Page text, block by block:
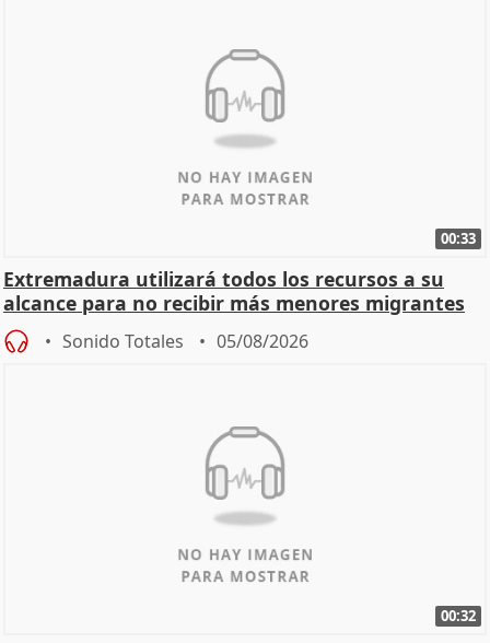
00:33
Extremadura utilizará todos los recursos a su
alcance para no recibir más menores migrantes
Sonido Totales 05/08/2026
00:32